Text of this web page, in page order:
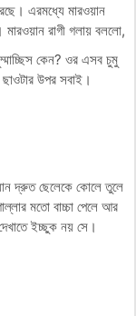
এরমধ্যে মারওয়ান
মারওয়ান রাগী গলায় বললো,
কেন? ওর এসব চুমু
উপর সবাই।
দ্রুত ছেলেকে কোলে তুলে
মতো বাচ্চা পেলে আর
ইচ্ছুক নয় সে।